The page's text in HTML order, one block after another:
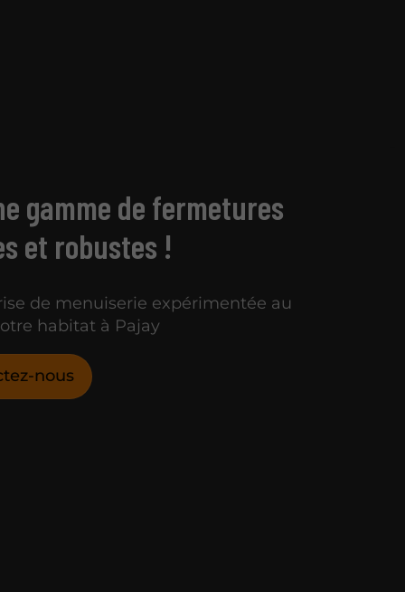
gamme de fermetures
et robustes !
de menuiserie expérimentée au
habitat à Pajay
nous